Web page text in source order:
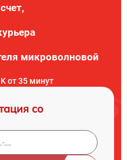
микроволновой
от 35 минут
со